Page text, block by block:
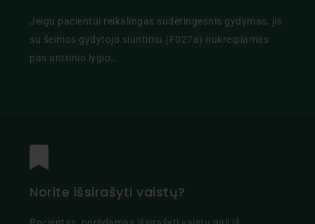
Jeigu pacientui reikalingas sudėtingesnis gydymas, jis
su šeimos gydytojo siuntimu (F027a) nukreipiamas
pas antrinio lygio…
Norite išsirašyti vaistų?